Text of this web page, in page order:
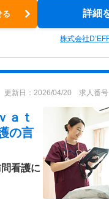
る 詳細
株式会社
更新日：2026/04/20 求人番
ａｔ
の言
看護に